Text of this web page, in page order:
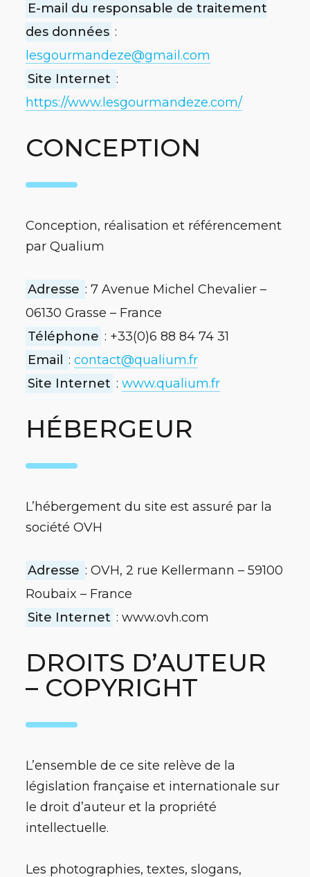
E-mail du responsable de traitement
des données :
lesgourmandeze@gmail.com
Site Internet :
https://www.lesgourmandeze.com/
CONCEPTION
Conception, réalisation et référencement
par Qualium
Adresse : 7 Avenue Michel Chevalier –
06130 Grasse – France
Téléphone : +33(0)6 88 84 74 31
Email
: contact@qualium.fr
Site Internet : www.qualium.fr
HÉBERGEUR
L’hébergement du site est assuré par la
société OVH
Adresse : OVH, 2 rue Kellermann – 59100
Roubaix – France
Site Internet : www.ovh.com
DROITS D’AUTEUR
– COPYRIGHT
L’ensemble de ce site relève de la
législation française et internationale sur
le droit d’auteur et la propriété
intellectuelle.
Les photographies, textes, slogans,